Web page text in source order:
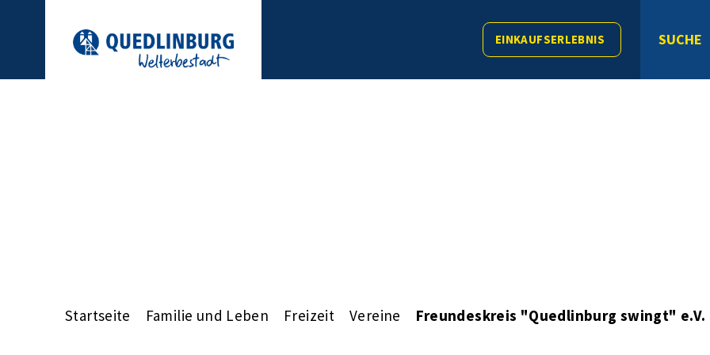
EINKAUFSERLEBNIS SUCHE
Startseite Familie und Leben Freizeit Vereine Freundeskreis "Quedlinburg swingt" e.V.